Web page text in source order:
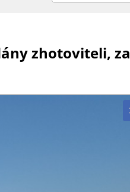
zhotoviteli, za